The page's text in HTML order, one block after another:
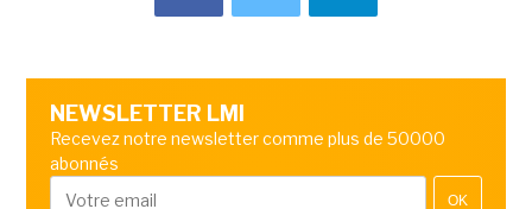
NEWSLETTER LMI
Recevez notre newsletter comme plus de 50000
abonnés
OK